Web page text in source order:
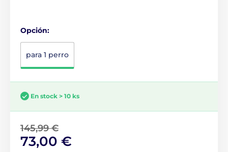
Opción:
para 1 perro
En stock > 10 ks
145,99 €
73,00 €